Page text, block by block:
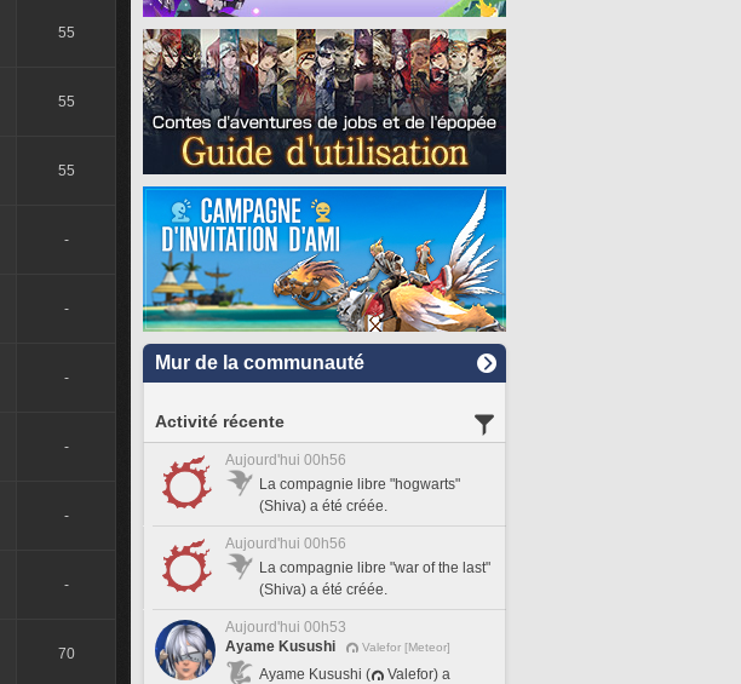
55
55
55
-
-
-
-
-
-
70
Mur de la communauté
Activité récente
Aujourd'hui 00h56
La compagnie libre "hogwarts"
(Shiva) a été créée.
Aujourd'hui 00h56
La compagnie libre "war of the last"
(Shiva) a été créée.
Aujourd'hui 00h53
Ayame Kusushi
Valefor [Meteor]
Ayame Kusushi (
Valefor) a